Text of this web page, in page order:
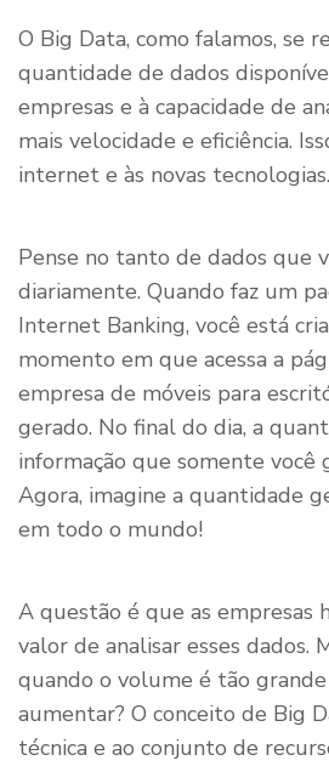
O Big Data, como falamos, se
quantidade de dados
empresas e à capacidade de
mais velocidade e eficiência.
internet e às novas tecnologias.
Pense no tanto de dados que
diariamente. Quando faz um
Internet Banking, você está
momento em que acessa a
empresa de móveis para
gerado. No final do dia, a
informação que somente você
Agora, imagine a quantidade
em todo o mundo!
A questão é que as empresas
valor de analisar esses dados.
quando o volume é tão
aumentar? O conceito de Big
técnica e ao conjunto de